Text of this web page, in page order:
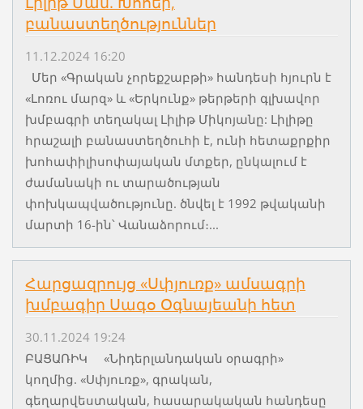
բանաստեղծություններ
11.12.2024 16:20
Մեր «Գրական չորեքշաբթի» հանդեսի հյուրն է
«Լոռու մարզ» և «Երկունք» թերթերի գլխավոր
խմբագրի տեղակալ Լիլիթ Միկոյանը: Լիլիթը
հրաշալի բանաստեղծուհի է, ունի հետաքրքիր
խոհափիլիսոփայական մտքեր, ընկալում է
ժամանակի ու տարածության
փոխկապվածությունը. ծնվել է 1992 թվականի
մարտի 16-ին՝ Վանաձորում։...
Հարցազրույց «Սփյուռք» ամսագրի
խմբագիր Սագօ Օգնայեանի հետ
30.11.2024 19:24
ԲԱՑԱՌԻԿ «Նիդերլանդական օրագրի»
կողմից. «Սփյուռք», գրական,
գեղարվեստական, հասարակական հանդեսը